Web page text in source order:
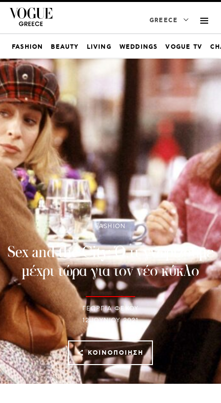
GREECE
FASHION BEAUTY LIVING WEDDINGS VOGUE TV
FASHION
Sex and the City: Ό,τι γνωρίζουμε
μέχρι τώρα για τον νέο κύκλο
ΓΕΩΡΓΙΑ ΦΕΚΟΥ
12 ΙΟΥΝΊΟΥ 2021
ΚΟΙΝΟΠΟΊΗΣΗ